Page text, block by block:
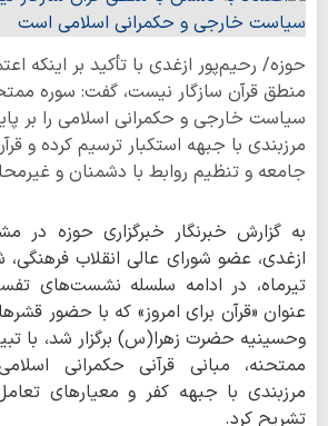
حوزه/ رحیم‌پور ازغدی با تأکید بر اینکه
منطق قرآن سازگار نیست، گفت: سوره
سیاست خارجی و حکمرانی اسلامی را بر
مرزبندی با جبهه استکبار ترسیم کرده و
جامعه و تنظیم روابط با دشمنان و
به گزارش خبرنگار خبرگزاری حوزه در
تیرماه، در ادامه سلسله نشست‌های
عنوان «قرآن برای امروز» که با حضور
وحسینیه حضرت زهرا(س) برگزار شد، با
ممتحنه، مبانی قرآنی حکمرانی
مرزبندی با جبهه کفر و معیارهای
تشریح کرد.